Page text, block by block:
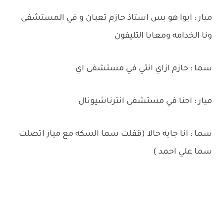
ميار : ايوا هو بس استاذ حازم تعبان و في المستشفى
ونا الخدامه ومعايا التليفون
سما : حازم ازاي انتي في مستشفى اي
ميار : احنا في مستشفى انترناشيونال
سما : انا جايه حالا (قفلت سما السكه مع ميار اتصلت
سما علي احمد )